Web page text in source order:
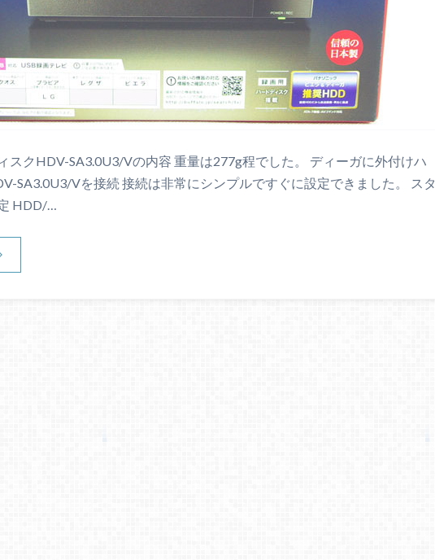
スクHDV-SA3.0U3/Vの内容 重量は277g程でした。 ディーガに外付けハ
SA3.0U3/Vを接続 接続は非常にシンプルですぐに設定できました。 スタ
HDD/…